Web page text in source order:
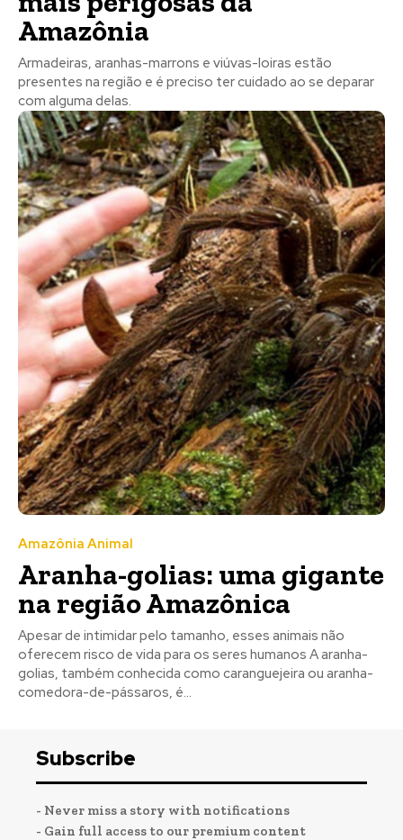
Amazônia
Armadeiras, aranhas-marrons e viúvas-loiras estão
presentes na região e é preciso ter cuidado ao se deparar
com alguma delas.
Amazônia Animal
Aranha-golias: uma gigante
na região Amazônica
Apesar de intimidar pelo tamanho, esses animais não
oferecem risco de vida para os seres humanos A aranha-
golias, também conhecida como caranguejeira ou aranha-
comedora-de-pássaros, é...
Subscribe
- Never miss a story with notifications
- Gain full access to our premium content